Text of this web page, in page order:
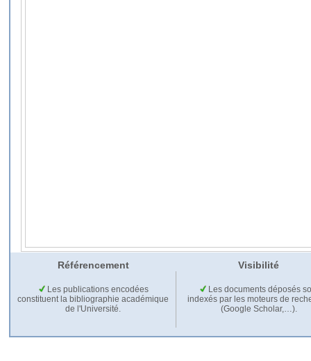
Référencement Visibilité
Les publications encodées
constituent la bibliographie académique
de l'Université.
Les documents déposés
indexés par les moteurs de
(Google Scholar,…).